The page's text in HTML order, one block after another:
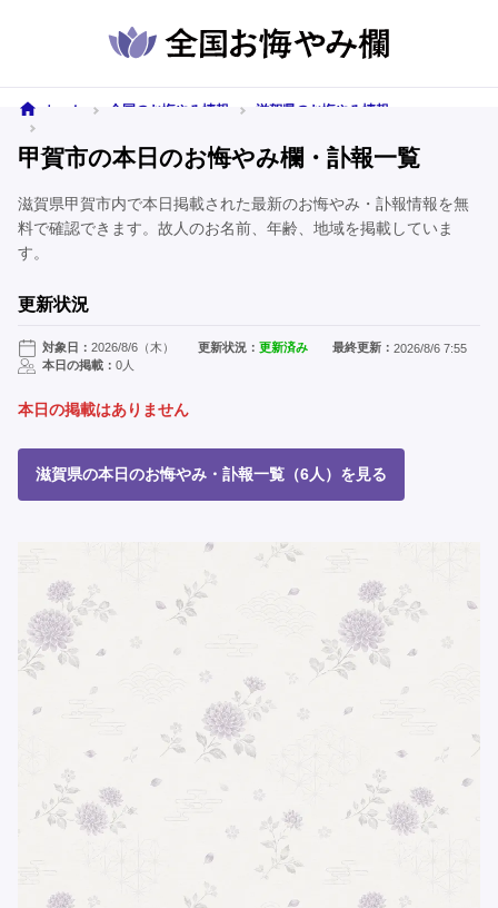
ホーム 全国のお悔やみ情報
滋賀県のお悔やみ情報
甲賀市の本日のお悔やみ欄・訃報一覧
滋賀県甲賀市内で本日掲載された最新のお悔やみ・訃報情報を無
料で確認できます。故人のお名前、年齢、地域を掲載していま
す。
更新状況
対象日： 2026/8/6（木） 更新状況：更新済み 最終更新： 2026/8/6 7:55
本日の掲載： 0人
本日の掲載はありません
滋賀県の本日のお悔やみ・訃報一覧（6人）を見る